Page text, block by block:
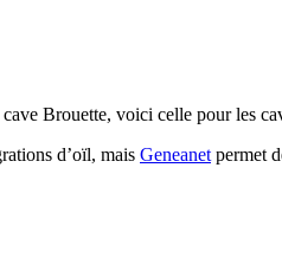
Brouette, voici celle pour les
d’oïl, mais Geneanet permet